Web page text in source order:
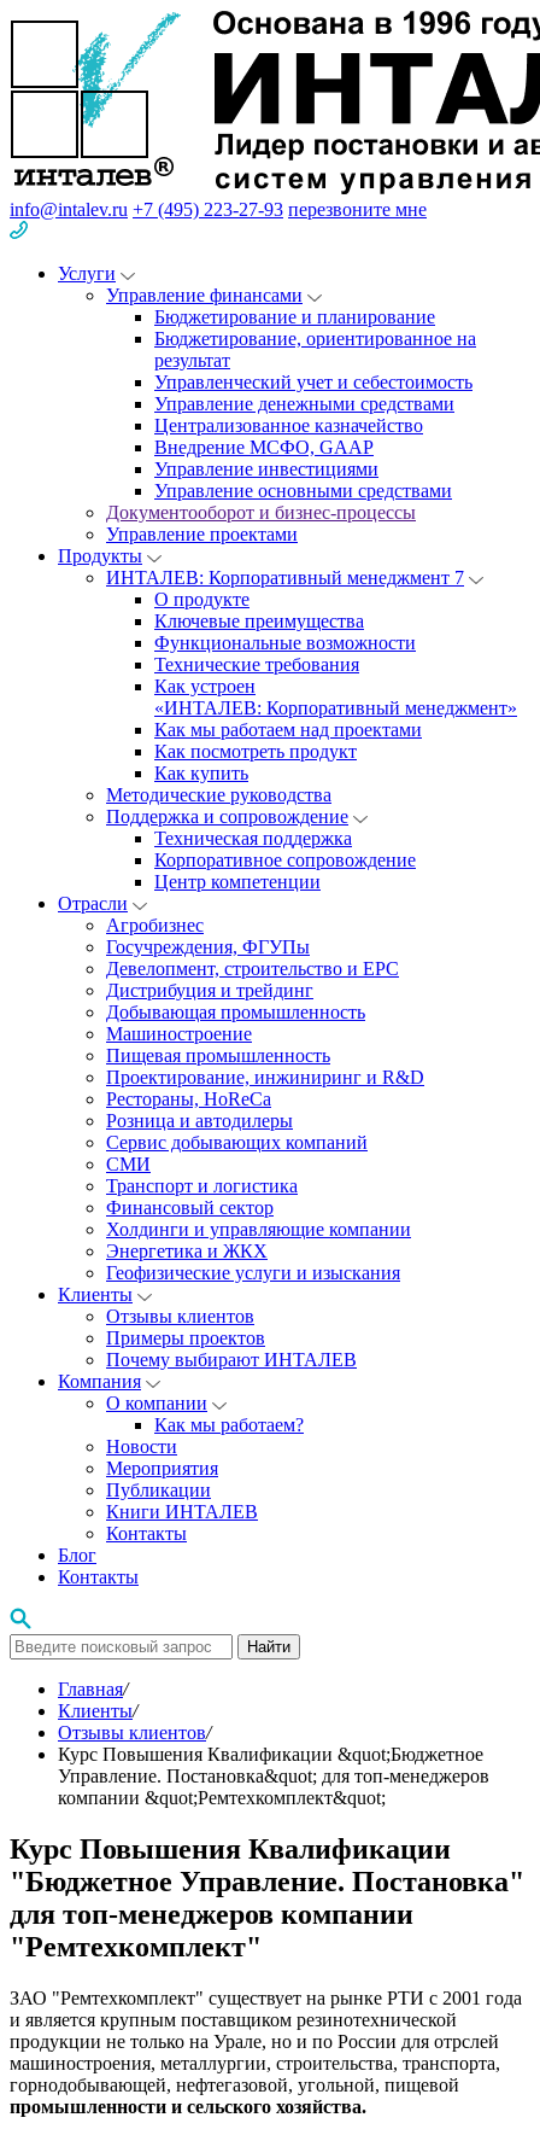
info@intalev.ru +7 (495) 223-27-93 перезвоните мне
Услуги
Управление финансами
Бюджетирование и планирование
Бюджетирование, ориентированное на
результат
Управленческий учет и себестоимость
Управление денежными средствами
Централизованное казначейство
Внедрение МСФО, GAAP
Управление инвестициями
Управление основными средствами
Документооборот и бизнес-процессы
Управление проектами
Продукты
ИНТАЛЕВ: Корпоративный менеджмент 7
О продукте
Ключевые преимущества
Функциональные возможности
Технические требования
Как устроен
«ИНТАЛЕВ: Корпоративный менеджмент»
Как мы работаем над проектами
Как посмотреть продукт
Как купить
Методические руководства
Поддержка и сопровождение
Техническая поддержка
Корпоративное сопровождение
Центр компетенции
Отрасли
Агробизнес
Госучреждения, ФГУПы
Девелопмент, строительство и EPC
Дистрибуция и трейдинг
Добывающая промышленность
Машиностроение
Пищевая промышленность
Проектирование, инжиниринг и R&D
Рестораны, HoReCa
Розница и автодилеры
Сервис добывающих компаний
СМИ
Транспорт и логистика
Финансовый сектор
Холдинги и управляющие компании
Энергетика и ЖКХ
Геофизические услуги и изыскания
Клиенты
Отзывы клиентов
Примеры проектов
Почему выбирают ИНТАЛЕВ
Компания
О компании
Как мы работаем?
Новости
Мероприятия
Публикации
Книги ИНТАЛЕВ
Контакты
Блог
Контакты
Найти
Главная/
Клиенты/
Отзывы клиентов/
Курс Повышения Квалификации &quot;Бюджетное
Управление. Постановка&quot; для топ-менеджеров
компании &quot;Ремтехкомплект&quot;
Курс Повышения Квалификации
"Бюджетное Управление. Постановка"
для топ-менеджеров компании
"Ремтехкомплект"
ЗАО "Ремтехкомплект" существует на рынке РТИ с 2001 года
и является крупным поставщиком резинотехнической
продукции не только на Урале, но и по России для отрслей
машиностроения, металлургии, строительства, транспорта,
горнодобывающей, нефтегазовой, угольной, пищевой
промышленности и сельского хозяйства.